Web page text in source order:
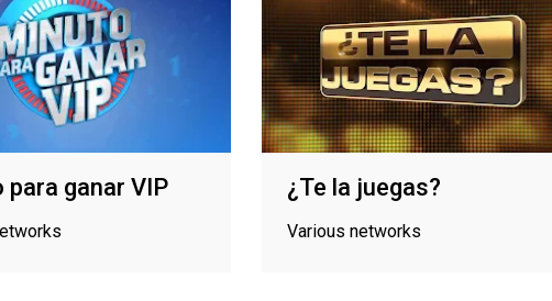
ganar VIP ¿Te la juegas?
Various networks